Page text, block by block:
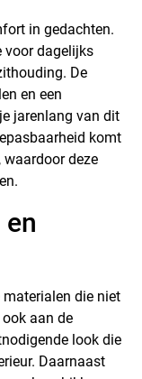
in gedachten.
voor dagelijks
De
en een
jarenlang van dit
komt
deze
die niet
aan de
look die
Daarnaast